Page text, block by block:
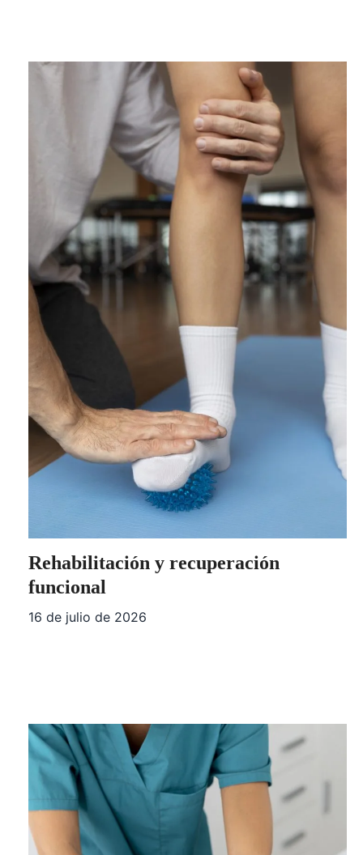
Rehabilitación y recuperación
funcional
16 de julio de 2026